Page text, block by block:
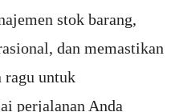
stok barang,
dan memastikan
ragu untuk
perjalanan Anda